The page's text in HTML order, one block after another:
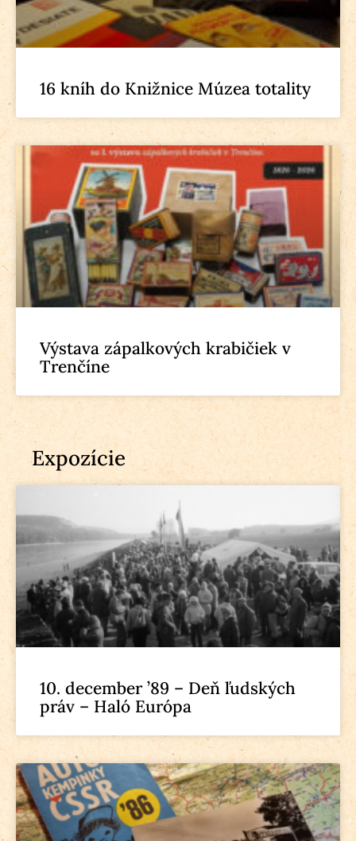
16 kníh do Knižnice Múzea totality
Výstava zápalkových krabičiek v
Trenčíne
Expozície
10. december ’89 – Deň ľudských
práv – Haló Európa